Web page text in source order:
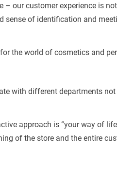
– our customer experience is
sense of identification and
the world of cosmetics and
with different departments
approach is “your way of
of the store and the entire